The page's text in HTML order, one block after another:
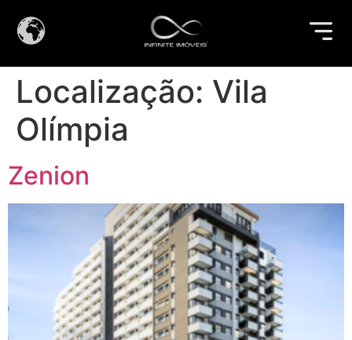
Localização: Vila
Olímpia
Zenion